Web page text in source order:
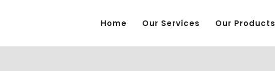
Home Our Services Our Products